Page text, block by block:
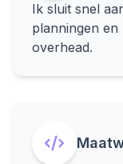
Ik sluit snel
planningen
overhead.